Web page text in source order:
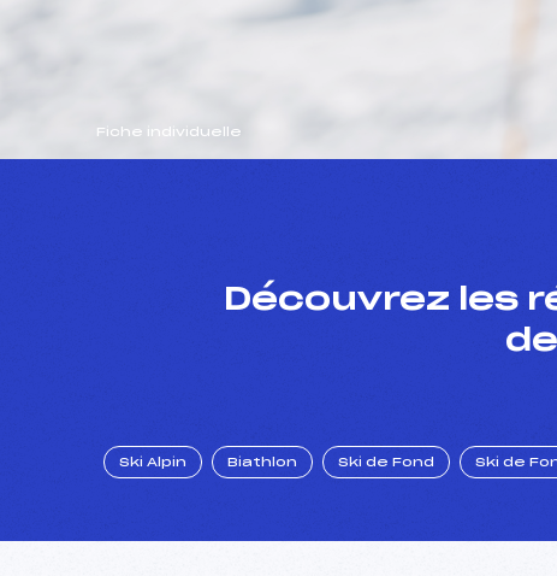
Fiche individuelle
Découvrez les
Ski Alpin Biathlon Ski de Fond Ski de